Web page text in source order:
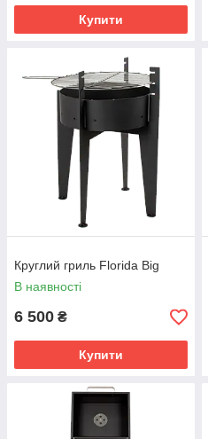
Купити
Круглий гриль Florida Big
В наявності
6 500 ₴
Купити